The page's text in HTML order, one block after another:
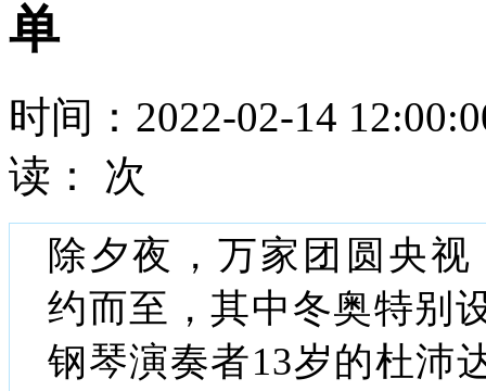
单
时间：2022-02-14
读： 次
除夕夜，万家团圆央视
约而至，其中冬奥特别
钢琴演奏者13岁的杜沛